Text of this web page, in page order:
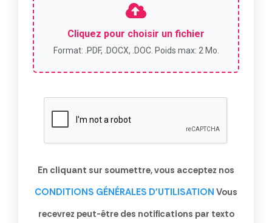
Cliquez pour choisir un fichier
Format: .PDF, .DOCX, .DOC. Poids max: 2 Mo.
En cliquant sur soumettre, vous acceptez nos
CONDITIONS GÉNÉRALES D'UTILISATION Vous
recevrez peut-être des notifications par texto